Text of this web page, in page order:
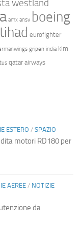
westland
amx ansv boeing
eurofighter
gripen india klm
qatar airways
ESTERO / SPAZIO
motori RD180 per
AEREE/ NOTIZIE
da